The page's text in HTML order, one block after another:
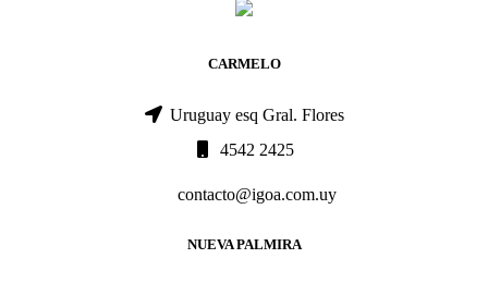
CARMELO
Uruguay esq Gral. Flores
4542 2425
contacto@igoa.com.uy
NUEVA PALMIRA